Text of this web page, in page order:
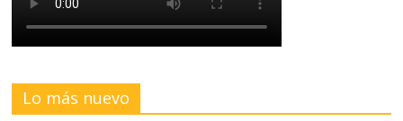
Lo más nuevo